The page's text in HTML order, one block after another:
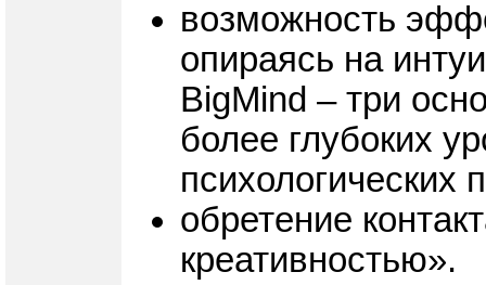
возможность
опираясь на
BigMind – три
более глубоких
психологических
обретение
креативностью».